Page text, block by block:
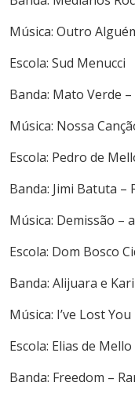
Música: Outro
Escola: Sud Menucci
Banda: Mato Verde –
Música: Nossa
Escola: Pedro de
Banda: Jimi Batuta –
Música: Demissão –
Escola: Dom Bosco
Banda: Alijuara e
Música: I’ve Lost
Escola: Elias de
Banda: Freedom –